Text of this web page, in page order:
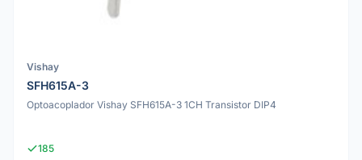
Vishay
SFH615A-3
Optoacoplador Vishay SFH615A-3 1CH Transistor DIP4
185